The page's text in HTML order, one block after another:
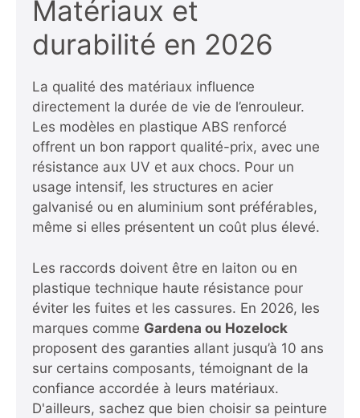
Matériaux et
durabilité en 2026
La qualité des matériaux influence
directement la durée de vie de l’enrouleur.
Les modèles en plastique ABS renforcé
offrent un bon rapport qualité-prix, avec une
résistance aux UV et aux chocs. Pour un
usage intensif, les structures en acier
galvanisé ou en aluminium sont préférables,
même si elles présentent un coût plus élevé.
Les raccords doivent être en laiton ou en
plastique technique haute résistance pour
éviter les fuites et les cassures. En 2026, les
marques comme Gardena ou Hozelock
proposent des garanties allant jusqu’à 10 ans
sur certains composants, témoignant de la
confiance accordée à leurs matériaux.
D'ailleurs, sachez que bien choisir sa peinture